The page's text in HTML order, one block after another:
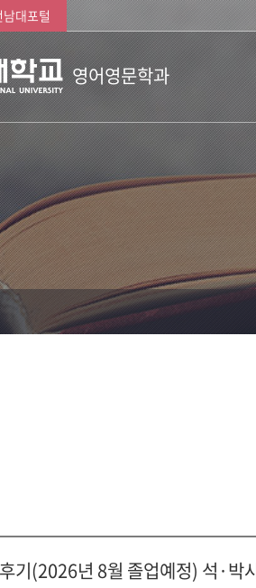
남대포털
영어영문학과
기(2026년 8월 졸업예정) 석·박